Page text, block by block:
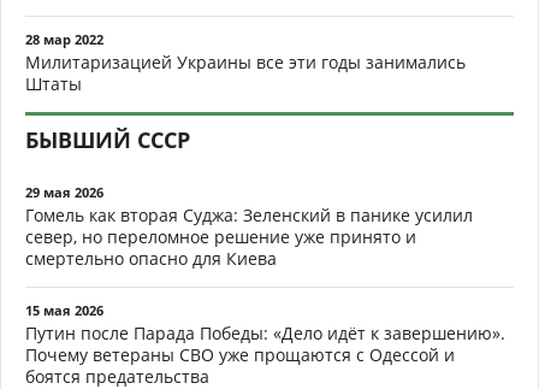
28 мар 2022
Милитаризацией Украины все эти годы занимались
Штаты
БЫВШИЙ СССР
29 мая 2026
Гомель как вторая Суджа: Зеленский в панике усилил
север, но переломное решение уже принято и
смертельно опасно для Киева
15 мая 2026
Путин после Парада Победы: «Дело идёт к завершению».
Почему ветераны СВО уже прощаются с Одессой и
боятся предательства